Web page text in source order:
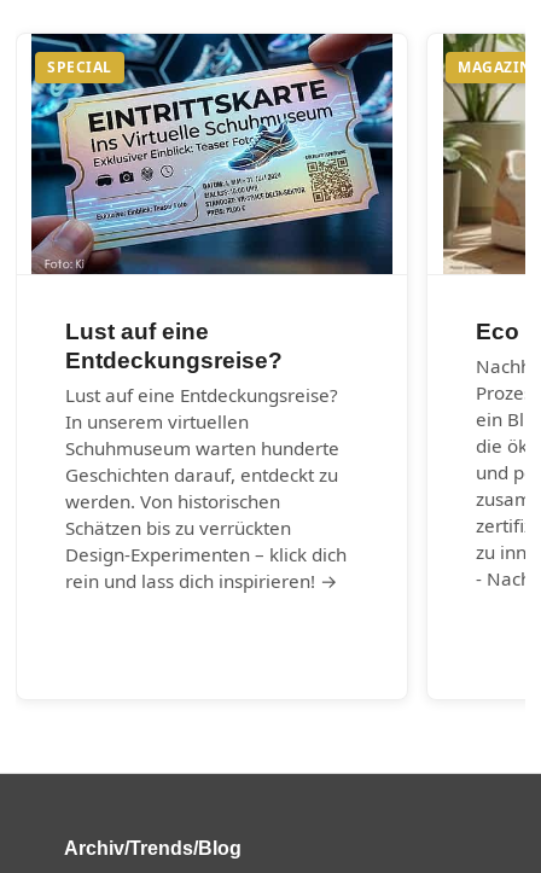
SPECIAL
Lust auf eine
Entdeckungsreise?
Lust auf eine Entdeckungsreise?
In unserem virtuellen
Schuhmuseum warten hunderte
Geschichten darauf, entdeckt zu
werden. Von historischen
Schätzen bis zu verrückten
Design-Experimenten – klick dich
rein und lass dich inspirieren! →
MAGAZIN
Eco
ein
die
und
zu
-
Archiv/Trends/Blog